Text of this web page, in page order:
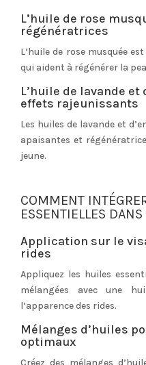
L’huile de rose
régénératrices
L’huile de rose musquée
qui aident à régénérer la
L’huile de lavande
effets rajeunissants
Les huiles de lavande et
apaisantes et
jeune.
COMMENT
ESSENTIELLES
Application sur le
rides
Appliquez les huiles
mélangées avec une
l’apparence des rides.
Mélanges d’huiles
optimaux
Créez des mélanges